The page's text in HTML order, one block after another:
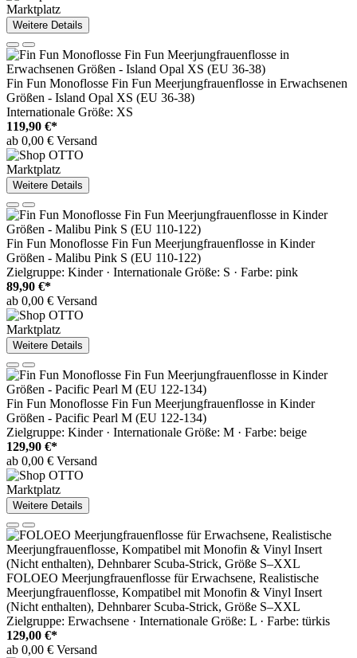
Marktplatz
Weitere Details
Fin Fun Monoflosse Fin Fun Meerjungfrauenflosse in Erwachsenen
Größen - Island Opal XS (EU 36-38)
Internationale Größe: XS
119,90 €*
ab 0,00 € Versand
Marktplatz
Weitere Details
Fin Fun Monoflosse Fin Fun Meerjungfrauenflosse in Kinder
Größen - Malibu Pink S (EU 110-122)
Zielgruppe: Kinder · Internationale Größe: S · Farbe: pink
89,90 €*
ab 0,00 € Versand
Marktplatz
Weitere Details
Fin Fun Monoflosse Fin Fun Meerjungfrauenflosse in Kinder
Größen - Pacific Pearl M (EU 122-134)
Zielgruppe: Kinder · Internationale Größe: M · Farbe: beige
129,90 €*
ab 0,00 € Versand
Marktplatz
Weitere Details
FOLOEO Meerjungfrauenflosse für Erwachsene, Realistische
Meerjungfrauenflosse, Kompatibel mit Monofin & Vinyl Insert
(Nicht enthalten), Dehnbarer Scuba-Strick, Größe S–XXL
Zielgruppe: Erwachsene · Internationale Größe: L · Farbe: türkis
129,00 €*
ab 0,00 € Versand